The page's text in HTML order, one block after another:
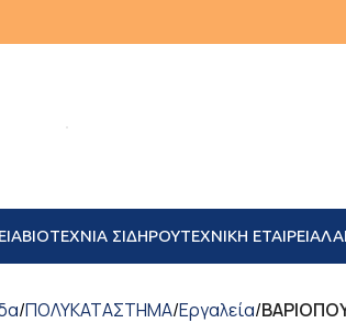
ΒΙΟΤΕΧΝΙΑ ΣΙΔΗΡΟΥTEXNIKH ΕΤΑΙΡΕΙΑ
/ΠΟΛΥΚΑΤΑΣΤΗΜΑ/Εργαλεία/